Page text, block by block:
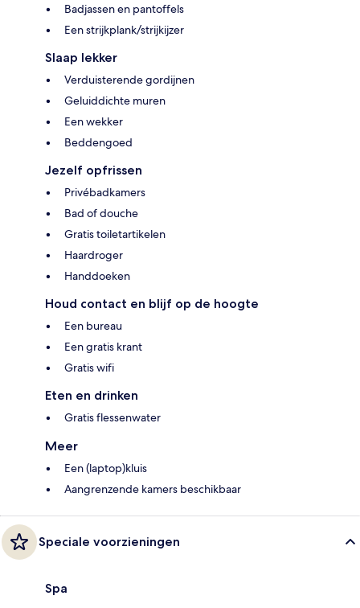
Badjassen en pantoffels
Een strijkplank/strijkijzer
Slaap lekker
Verduisterende gordijnen
Geluiddichte muren
Een wekker
Beddengoed
Jezelf opfrissen
Privébadkamers
Bad of douche
Gratis toiletartikelen
Haardroger
Handdoeken
Houd contact en blijf op de hoogte
Een bureau
Een gratis krant
Gratis wifi
Eten en drinken
Gratis flessenwater
Meer
Een (laptop)kluis
Aangrenzende kamers beschikbaar
Speciale voorzieningen
Spa